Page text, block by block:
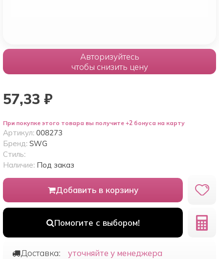
Авторизуйтесь
чтобы снизить цену
57,33 ₽
При покупке этого товара вы получите +2 бонуса на карту
Добавить в корзину
Помогите с выбором!
Артикул: 008273
Бренд: SWG
Стиль:
Наличие: Под заказ
Доставка:
уточняйте у менеджера